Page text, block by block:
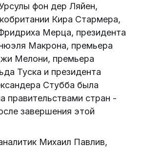
фон дер Ляйен,
Кира Стармера,
Мерца, президента
Макрона, премьера
Мелони, премьера
Туска и президента
Стубба была
правительствами стран -
завершения этой
Михаил Павлив,